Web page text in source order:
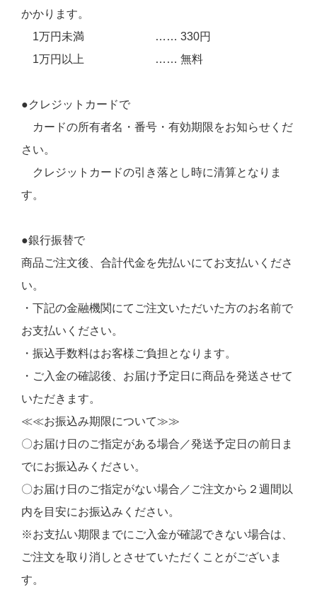
かかります。
1万円未満 …… 330円
1万円以上 …… 無料
●クレジットカードで
カードの所有者名・番号・有効期限をお知らせくだ
さい。
クレジットカードの引き落とし時に清算となりま
す。
●銀行振替で
商品ご注文後、合計代金を先払いにてお支払いくださ
い。
・下記の金融機関にてご注文いただいた方のお名前で
お支払いください。
・振込手数料はお客様ご負担となります。
・ご入金の確認後、お届け予定日に商品を発送させて
いただきます。
≪≪お振込み期限について≫≫
〇お届け日のご指定がある場合／発送予定日の前日ま
でにお振込みください。
〇お届け日のご指定がない場合／ご注文から２週間以
内を目安にお振込みください。
※お支払い期限までにご入金が確認できない場合は、
ご注文を取り消しとさせていただくことがございま
す。